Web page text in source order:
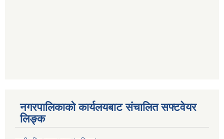
नगरपालिकाको कार्यलयबाट संचालित सफ्टवेयर
लिङ्क